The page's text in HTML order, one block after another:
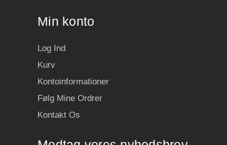
Min konto
Log Ind
Kurv
Kontoinformationer
Følg Mine Ordrer
Kontakt Os